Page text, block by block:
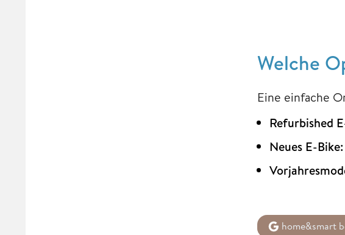
Welche
Eine einfache
Refurbished
Neues E-Bike:
home&smart